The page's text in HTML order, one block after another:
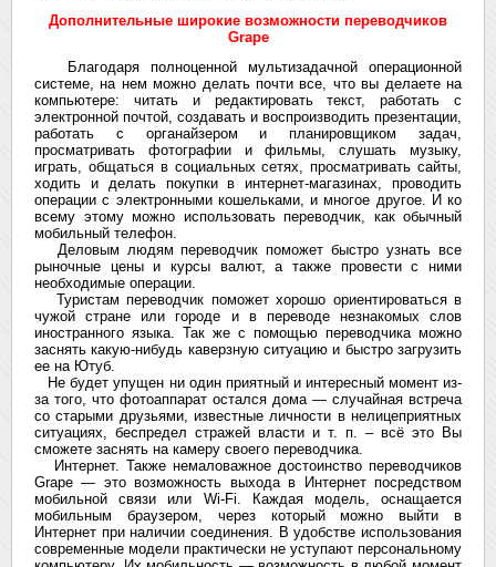
Дополнительные широкие возможности переводчиков
Grape
Благодаря полноценной мультизадачной операционной
системе, на нем можно делать почти все, что вы делаете на
компьютере: читать и редактировать текст, работать с
электронной почтой, создавать и воспроизводить презентации,
работать с органайзером и планировщиком задач,
просматривать фотографии и фильмы, слушать музыку,
играть, общаться в социальных сетях, просматривать сайты,
ходить и делать покупки в интернет-магазинах, проводить
операции с электронными кошельками, и многое другое. И ко
всему этому можно использовать переводчик, как обычный
мобильный телефон.
Деловым людям переводчик поможет быстро узнать все
рыночные цены и курсы валют, а также провести с ними
необходимые операции.
Туристам переводчик поможет хорошо ориентироваться в
чужой стране или городе и в переводе незнакомых слов
иностранного языка. Так же с помощью переводчика можно
заснять какую-нибудь каверзную ситуацию и быстро загрузить
ее на Ютуб.
Не будет упущен ни один приятный и интересный момент из-
за того, что фотоаппарат остался дома — случайная встреча
со старыми друзьями, известные личности в нелицеприятных
ситуациях, беспредел стражей власти и т. п. – всё это Вы
сможете заснять на камеру своего переводчика.
Интернет. Также немаловажное достоинство переводчиков
Grape — это возможность выхода в Интернет посредством
мобильной связи или Wi-Fi. Каждая модель, оснащается
мобильным браузером, через который можно выйти в
Интернет при наличии соединения. В удобстве использования
современные модели практически не уступают персональному